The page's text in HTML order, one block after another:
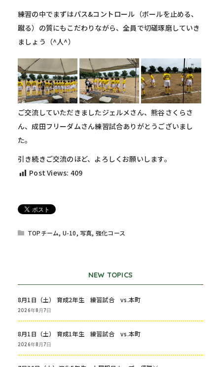
練習の中でまずはパス&コントロール（ボールを止める、
蹴る）の質にもこだわりながら、全員で切磋琢磨していき
ましょう（^人^）
ご交流していただきましたジェルメさん、熊谷さくらさ
ん、成田フリーダムさん練習試合ありがとうございまし
た。
引き続きご交流のほど、よろしくお願いします。
Post Views: 409
TOPチーム, U-10, 写真, 強化コース
NEW TOPICS
8月1日（土） 育成2年生 練習試合 vs.本町
2026年8月7日
8月1日（土） 育成1年生 練習試合 vs.本町
2026年8月7日